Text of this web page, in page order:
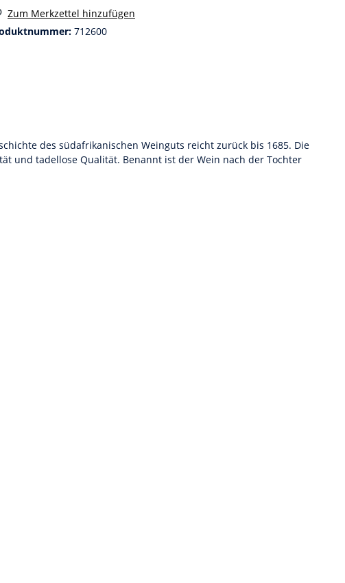
Zum Merkzettel hinzufügen
712600
des südafrikanischen Weinguts reicht zurück bis 1685. Die
und tadellose Qualität. Benannt ist der Wein nach der Tochter